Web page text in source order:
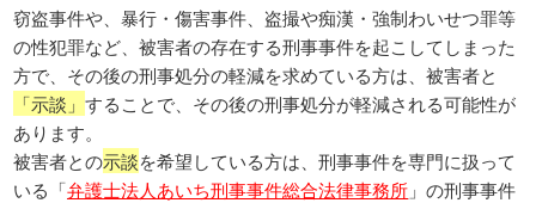
窃盗事件や、暴行・傷害事件、盗撮や痴漢・強制わいせつ罪等
の性犯罪など、被害者の存在する刑事事件を起こしてしまった
方で、その後の刑事処分の軽減を求めている方は、被害者と
「示談」することで、その後の刑事処分が軽減される可能性が
あります。
被害者との示談を希望している方は、刑事事件を専門に扱って
いる「弁護士法人あいち刑事事件総合法律事務所 」の刑事事件